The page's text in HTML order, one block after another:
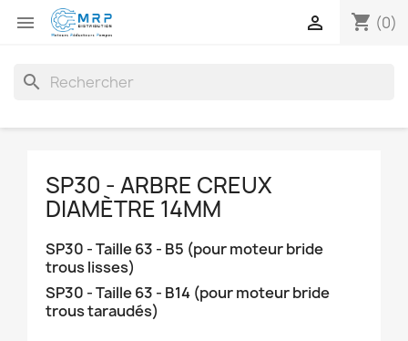
 shopping_cart (0)

search
SP30 - ARBRE CREUX
DIAMÈTRE 14MM
SP30 - Taille 63 - B5 (pour moteur bride
trous lisses)
SP30 - Taille 63 - B14 (pour moteur bride
trous taraudés)